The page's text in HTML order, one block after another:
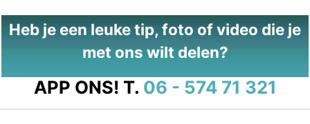
Heb je een leuke tip, foto of video die je
met ons wilt delen?
APP ONS! T. 06 - 574 71 321